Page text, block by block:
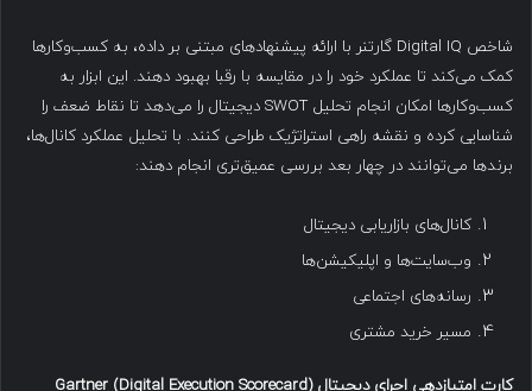
شاخص Digital IQ گارتنر با ارائه پیشنهادهای مبتنی بر داده، به کسب‌وکارها
کمک می‌کند تا عملکرد خود را در مقایسه با رقبا بهبود دهند. این ابزار به
کسب‌وکارها امکان انجام تحلیل SWOT دیجیتال را می‌دهد تا نقاط ضعف را
شناسایی کرده و نقشه راهی استراتژیک طراحی کنند. با تحلیل عملکرد کانال‌ها،
برندها می‌توانند در چهار بعد بررسی عمیق‌تری انجام دهند:
کانال‌های بازاریابی دیجیتال
وب‌سایت‌ها و اپلیکیشن‌ها
رسانه‌های اجتماعی
مسیر خرید مشتری
کارت امتیازدهی اجرای دیجیتال Gartner (Digital Execution Scorecard)